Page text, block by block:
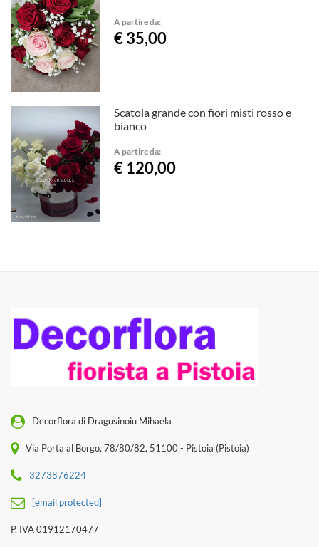
A partire da:
€ 35,00
Scatola grande con fiori misti rosso e
bianco
A partire da:
€ 120,00
Decorflora di Dragusinoiu Mihaela
Via Porta al Borgo, 78/80/82, 51100 - Pistoia (Pistoia)
3273876224
[email protected]
P. IVA 01912170477